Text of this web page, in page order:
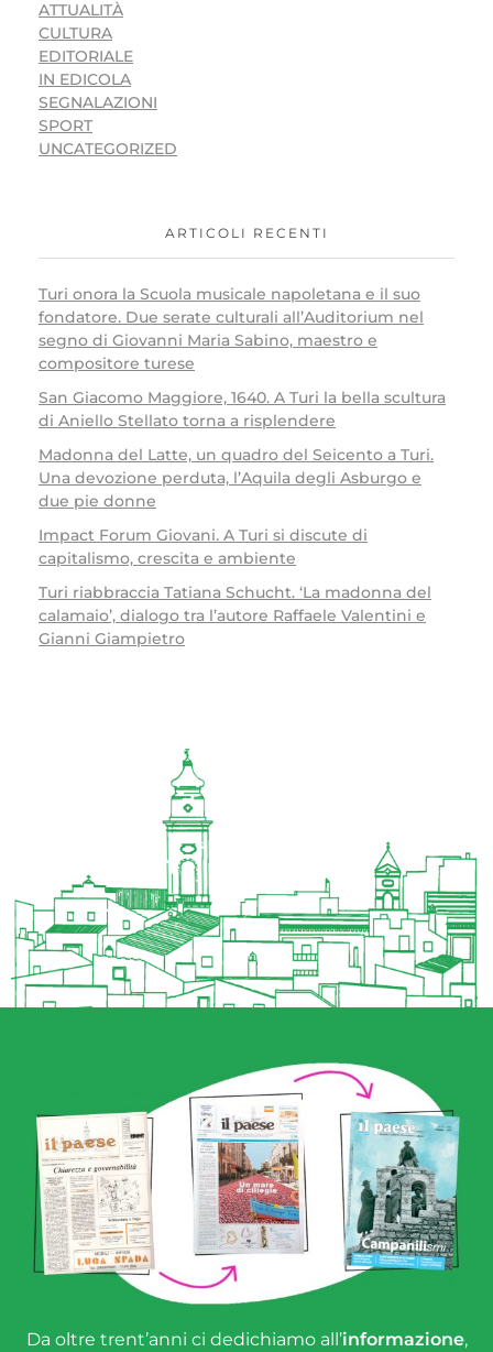
ATTUALITÀ
CULTURA
EDITORIALE
IN EDICOLA
SEGNALAZIONI
SPORT
UNCATEGORIZED
ARTICOLI RECENTI
Turi onora la Scuola musicale napoletana e il suo
fondatore. Due serate culturali all’Auditorium nel
segno di Giovanni Maria Sabino, maestro e
compositore turese
San Giacomo Maggiore, 1640. A Turi la bella scultura
di Aniello Stellato torna a risplendere
Madonna del Latte, un quadro del Seicento a Turi.
Una devozione perduta, l’Aquila degli Asburgo e
due pie donne
Impact Forum Giovani. A Turi si discute di
capitalismo, crescita e ambiente
Turi riabbraccia Tatiana Schucht. ‘La madonna del
calamaio’, dialogo tra l’autore Raffaele Valentini e
Gianni Giampietro
Da oltre trent’anni ci dedichiamo all’informazione,